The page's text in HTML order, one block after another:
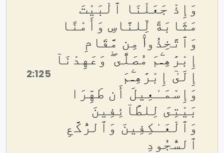
2:125
وَإِذْ جَعَلْنَا ٱلْبَيْتَ
مَثَابَةً لِّلنَّاسِ وَأَمْنًا
وَٱتَّخِذُوا۟ مِن مَّقَامِ
إِبْرَٰهِـۧمَ مُصَلًّى ۖ وَعَهِدْنَآ
إِلَىٰٓ إِبْرَٰهِـۧمَ
وَإِسْمَـٰعِيلَ أَن طَهِّرَا
بَيْتِىَ لِلطَّآئِفِينَ
وَٱلْعَـٰكِفِينَ وَٱلرُّكَّعِ
ٱلسُّجُودِ